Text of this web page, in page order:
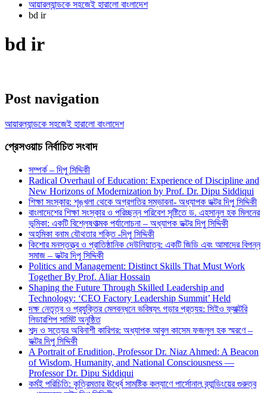
আয়ারল্যান্ডকে সহজেই হারালো বাংলাদেশ
bd ir
bd ir
Post navigation
আয়ারল্যান্ডকে সহজেই হারালো বাংলাদেশ
প্রেসওয়াচ নির্বাচিত সংবাদ
সম্পর্ক – দিপু সিদ্দিকী
Radical Overhaul of Education: Experience of Discipline and
New Horizons of Modernization by Prof. Dr. Dipu Siddiqui
শিক্ষা সংস্কার: শৃঙ্খলা থেকে অগ্রগতির সম্ভাবনা- অধ্যাপক ডক্টর দিপু সিদ্দিকী
বাংলাদেশের শিক্ষা সংস্কার ও পরিচ্ছন্ন পরিবেশ সৃষ্টিতে ড. এহসানুল হক মিলনের
ভূমিকা: একটি বিশ্লেষণাত্মক পর্যালোচনা – অধ্যাপক ডক্টর দিপু সিদ্দিকী
অহমিকা বনাম যৌথতার শক্তি -দিপু সিদ্দিকী
কিশোর মনস্তত্ত্ব ও প্রাতিষ্ঠানিক দেউলিয়াত্ব: একটি জিডি এবং আমাদের বিপন্ন
সমাজ – ডক্টর দিপু সিদ্দিকী
Politics and Management: Distinct Skills That Must Work
Together By Prof. Aliar Hossain
Shaping the Future Through Skilled Leadership and
Technology: ‘CEO Factory Leadership Summit’ Held
দক্ষ নেতৃত্ব ও প্রযুক্তির মেলবন্ধনে ভবিষ্যৎ গড়ার প্রত্যয়: সিইও ফ্যাক্টরি
লিডারশিপ সামিট অনুষ্ঠিত
শব্দ ও সত্যের অবিনাশী কারিগর: অধ্যাপক আবুল কাসেম ফজলুল হক স্মরণে –
ডক্টর দিপু সিদ্দিকী
A Portrait of Erudition, Professor Dr. Niaz Ahmed: A Beacon
of Wisdom, Humanity, and National Consciousness —
Professor Dr. Dipu Siddiqui
কর্মই পরিচিতি: কৃত্রিমতার ঊর্ধ্বে সামষ্টিক কল্যাণে পার্সোনাল ব্র্যান্ডিংয়ের গুরুত্ব